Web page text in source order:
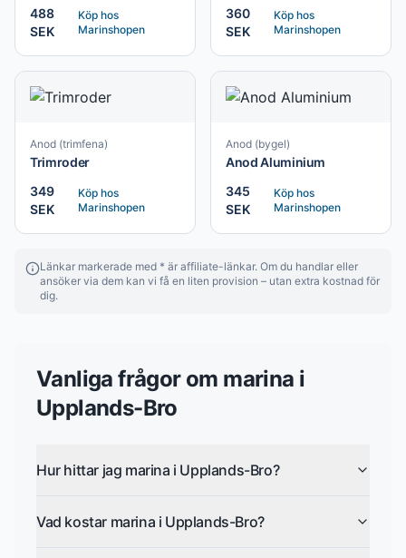
488
SEK
Köp hos
Marinshopen
360
SEK
Köp hos
Marinshopen
Anod (trimfena)
Trimroder
349
SEK
Köp hos
Marinshopen
Anod (bygel)
Anod Aluminium
345
SEK
Köp hos
Marinshopen
Länkar markerade med * är affiliate-länkar. Om du handlar eller
ansöker via dem kan vi få en liten provision – utan extra kostnad för
dig.
Vanliga frågor om marina i
Upplands-Bro
Hur hittar jag marina i Upplands-Bro?
Vad kostar marina i Upplands-Bro?